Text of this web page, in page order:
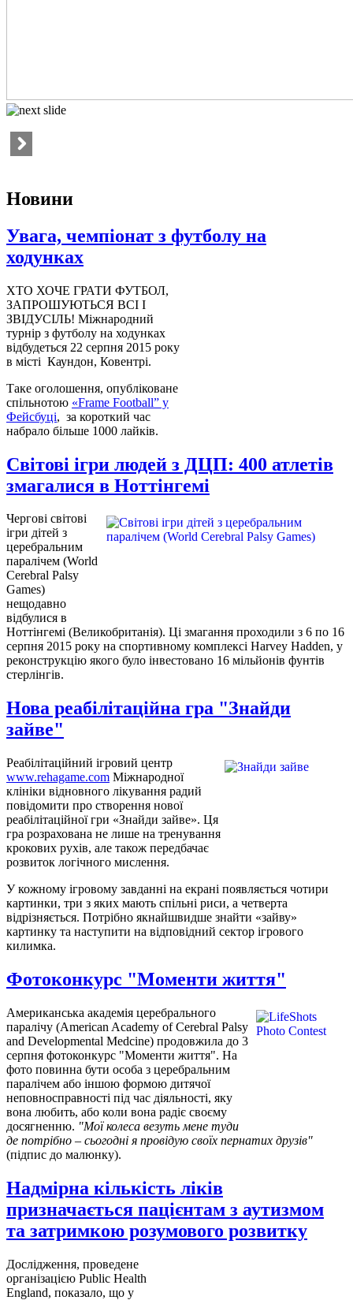
Новини
Увага, чемпіонат з футболу на
ходунках
ХТО ХОЧЕ ГРАТИ ФУТБОЛ,
ЗАПРОШУЮТЬСЯ ВСІ І
ЗВІДУСІЛЬ! Міжнародний
турнір з футболу на ходунках
відбудеться 22 серпня 2015 року
в місті Каундон, Ковентрі.
Таке оголошення, опубліковане
спільнотою «Frame Football” у
Фейсбуці, за короткий час
набрало більше 1000 лайків.
Світові ігри людей з ДЦП: 400 атлетів
змагалися в Ноттінгемі
Чергові світові
ігри дітей з
церебральним
паралічем (World
Cerebral Palsy
Games)
нещодавно
відбулися в
Ноттінгемі (Великобританія). Ці змагання проходили з 6 по 16
серпня 2015 року на спортивному комплексі Harvey Hadden, у
реконструкцію якого було інвестовано 16 мільйонів фунтів
стерлінгів.
Нова реабілітаційна гра "Знайди
зайве"
Реабілітаційний ігровий центр
www.rehagame.com Міжнародної
клініки відновного лікування радий
повідомити про створення нової
реабілітаційної гри «Знайди зайве». Ця
гра розрахована не лише на тренування
крокових рухів, але також передбачає
розвиток логічного мислення.
У кожному ігровому завданні на екрані появляється чотири
картинки, три з яких мають спільні риси, а четверта
відрізняється. Потрібно якнайшвидше знайти «зайву»
картинку та наступити на відповідний сектор ігрового
килимка.
Фотоконкурс "Моменти життя"
Американська академія церебрального
паралічу (American Academy of Cerebral Palsy
and Developmental Medcine) продовжила до 3
серпня фотоконкурс "Моменти життя". На
фото повинна бути особа з церебральним
паралічем або іншою формою дитячої
неповносправності під час діяльності, яку
вона любить, або коли вона радіє своєму
досягненню. "Мої колеса везуть мене туди
де потрібно – сьогодні я провідую своїх пернатих друзів"
(підпис до малюнку).
Надмірна кількість ліків
призначається пацієнтам з аутизмом
та затримкою розумового розвитку
Дослідження, проведене
організацією Public Health
England, показало, що у